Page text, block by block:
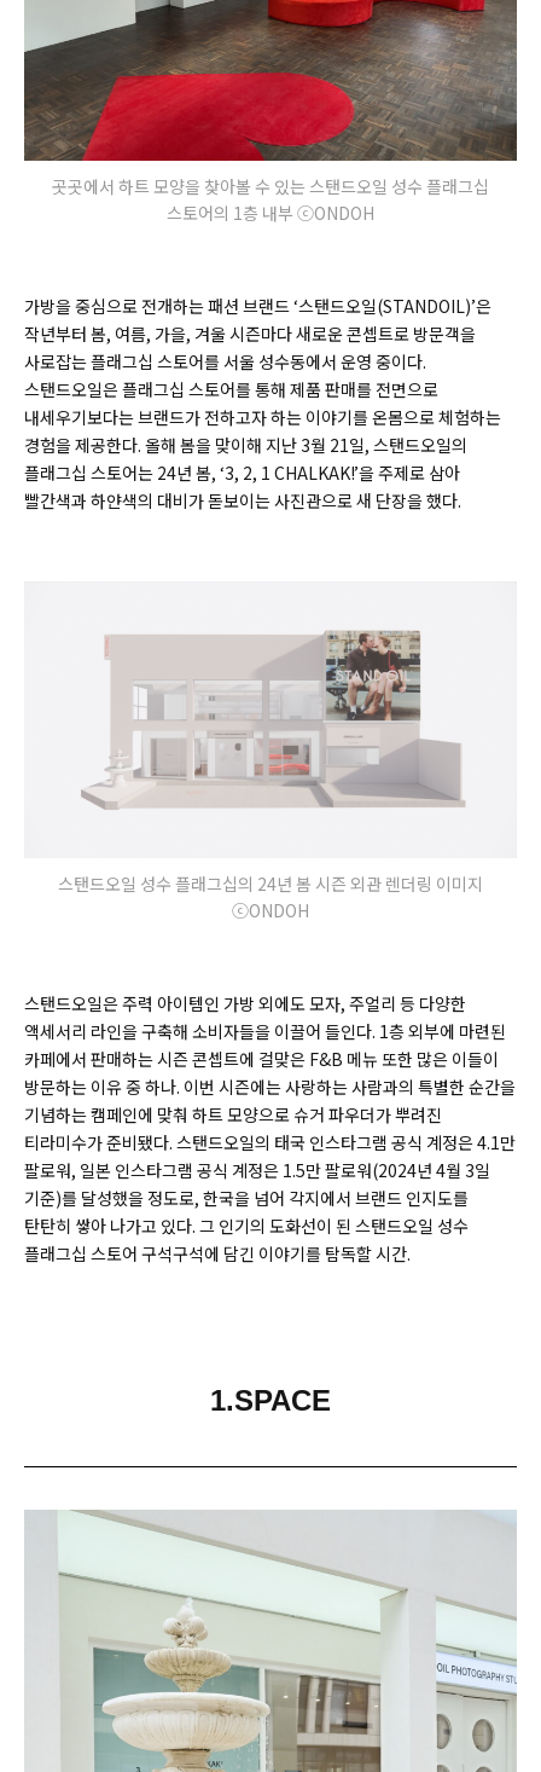
곳곳에서 하트 모양을 찾아볼 수 있는 스탠드오일 성수 플래그십
스토어의 1층 내부 ⓒONDOH
가방을 중심으로 전개하는 패션 브랜드 ‘스탠드오일(STANDOIL)’은
작년부터 봄, 여름, 가을, 겨울 시즌마다 새로운 콘셉트로 방문객을
사로잡는 플래그십 스토어를 서울 성수동에서 운영 중이다.
스탠드오일은 플래그십 스토어를 통해 제품 판매를 전면으로
내세우기보다는 브랜드가 전하고자 하는 이야기를 온몸으로 체험하는
경험을 제공한다. 올해 봄을 맞이해 지난 3월 21일, 스탠드오일의
플래그십 스토어는 24년 봄, ‘3, 2, 1 CHALKAK!’을 주제로 삼아
빨간색과 하얀색의 대비가 돋보이는 사진관으로 새 단장을 했다.
스탠드오일 성수 플래그십의 24년 봄 시즌 외관 렌더링 이미지
ⓒONDOH
스탠드오일은 주력 아이템인 가방 외에도 모자, 주얼리 등 다양한
액세서리 라인을 구축해 소비자들을 이끌어 들인다. 1층 외부에 마련된
카페에서 판매하는 시즌 콘셉트에 걸맞은 F&B 메뉴 또한 많은 이들이
방문하는 이유 중 하나. 이번 시즌에는 사랑하는 사람과의 특별한 순간을
기념하는 캠페인에 맞춰 하트 모양으로 슈거 파우더가 뿌려진
티라미수가 준비됐다. 스탠드오일의 태국 인스타그램 공식 계정은 4.1만
팔로워, 일본 인스타그램 공식 계정은 1.5만 팔로워(2024년 4월 3일
기준)를 달성했을 정도로, 한국을 넘어 각지에서 브랜드 인지도를
탄탄히 쌓아 나가고 있다. 그 인기의 도화선이 된 스탠드오일 성수
플래그십 스토어 구석구석에 담긴 이야기를 탐독할 시간.
1.SPACE